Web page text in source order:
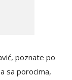
poznate po
sa porocima,